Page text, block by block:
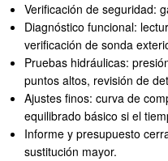
Verificación de seguridad:
Diagnóstico funcional:
verificación de sonda
Pruebas hidráulicas:
puntos altos, revisión de
Ajustes finos: curva de
equilibrado básico si el
Informe y presupuesto
sustitución mayor.